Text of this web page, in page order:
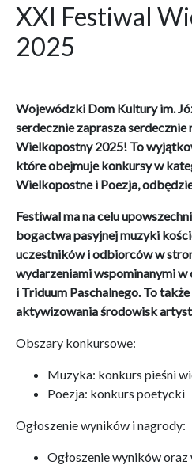
XXI Festiwal
2025
Wojewódzki Dom Kultury im.
serdecznie zaprasza serdecznie
Wielkopostny 2025! To
które obejmuje konkursy w
Wielkopostne i Poezja,
Festiwal ma na celu
bogactwa pasyjnej muzyki
uczestników i odbiorców w
wydarzeniami wspominanymi
i Triduum Paschalnego. To
aktywizowania środowisk
Obszary konkursowe:
Muzyka: konkurs pieśni
Poezja: konkurs poetycki
Ogłoszenie wyników i nagrody:
Ogłoszenie wyników